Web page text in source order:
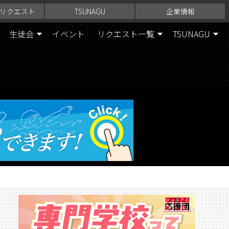
クエスト TSUNAGU 企業情報
生徒会 イベント リクエスト一覧 TSUNAGU